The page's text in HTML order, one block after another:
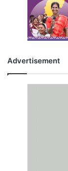
Advertisement